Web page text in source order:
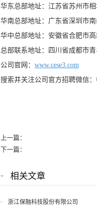
华东总部地址：江苏省苏州市
华南总部地址：广东省深圳市
华中总部地址：安徽省合肥市
总部联系地址：四川省成都市
公司官网： www.cese3.com
搜索并关注公司官方招聘微信
上一篇：
下一篇：
相关文章
浙江保融科技股份有限公司